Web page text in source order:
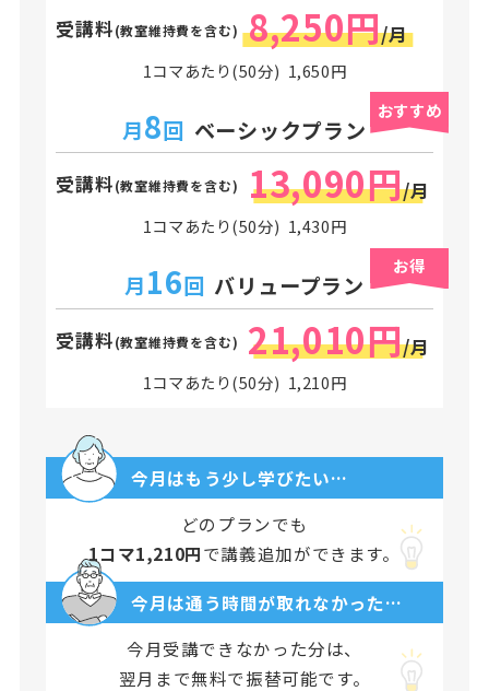
受講料(教室維持費を含む) 8,250円/月
1コマあたり(50分) 1,650円
おすすめ
月8回 ベーシックプラン
受講料(教室維持費を含む) 13,090円/月
1コマあたり(50分) 1,430円
お得
月16回 バリュープラン
受講料(教室維持費を含む) 21,010円/月
1コマあたり(50分) 1,210円
今月はもう少し学びたい…
どのプランでも
1コマ1,210円で講義追加ができます。
今月は通う時間が取れなかった…
今月受講できなかった分は、
翌月まで無料で振替可能です。